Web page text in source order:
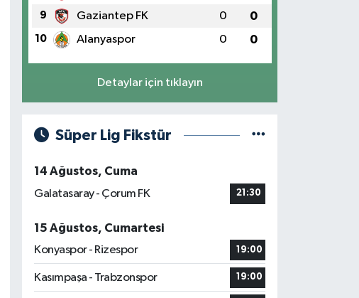
9 Gaziantep FK 0 0
10 Alanyaspor 0 0
Detaylar için tıklayın
Süper Lig Fikstür
14 Ağustos, Cuma
Galatasaray - Çorum FK
21:30
15 Ağustos, Cumartesi
Konyaspor - Rizespor
19:00
Kasımpaşa - Trabzonspor 19:00